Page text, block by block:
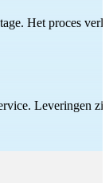
Het proces
Leveringen